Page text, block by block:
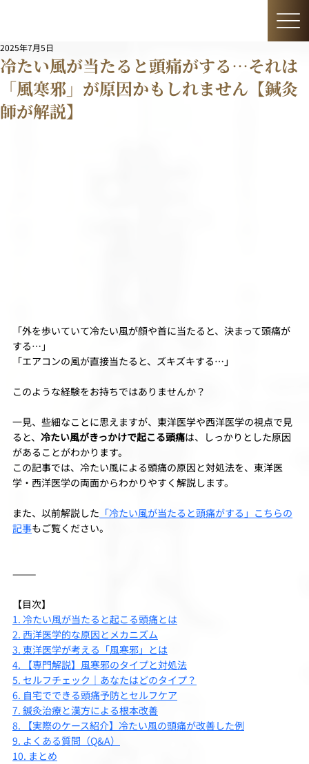
冷たい風が当たると頭痛がする…それは
「風寒邪」が原因かもしれません【鍼灸
師が解説】
2025年7月5日
「外を歩いていて冷たい風が顔や首に当たると、決まって頭痛が
する…」
「エアコンの風が直接当たると、ズキズキする…」
このような経験をお持ちではありませんか？
一見、些細なことに思えますが、東洋医学や西洋医学の視点で見
ると、 冷たい風がきっかけで起こる頭痛は、しっかりとした原因
があることがわかります。
この記事では、冷たい風による頭痛の原因と対処法を、東洋医
学・西洋医学の両面からわかりやすく解説します。
また、以前解説した 「冷たい風が当たると頭痛がする」こちらの
記事もご覧ください。
⸻
【目次】
1. 冷たい風が当たると起こる頭痛とは
2. 西洋医学的な原因とメカニズム
3. 東洋医学が考える「風寒邪」とは
4. 【専門解説】風寒邪のタイプと対処法
5. セルフチェック｜あなたはどのタイプ？
6. 自宅でできる頭痛予防とセルフケア
7. 鍼灸治療と漢方による根本改善
8. 【実際のケース紹介】冷たい風の頭痛が改善した例
9. よくある質問（Q&A）
10. まとめ